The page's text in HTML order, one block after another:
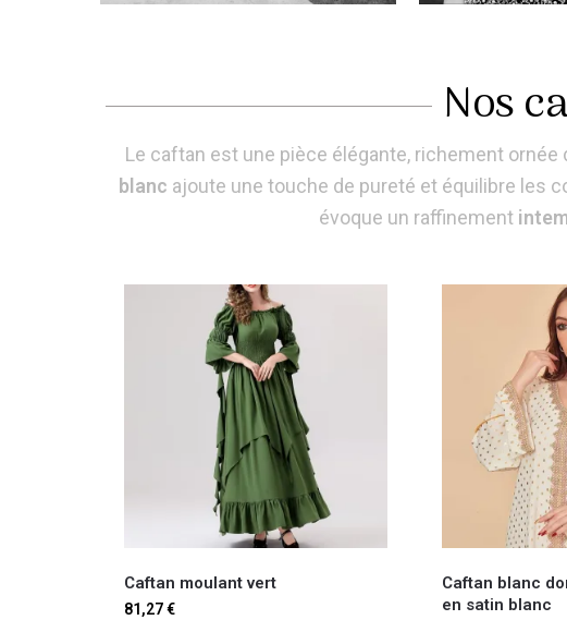
Nos
Le caftan est une pièce élégante, richement
blanc ajoute une touche de pureté et équilibre les
évoque un raffinement
Caftan moulant vert
81,27€
Caftan blanc
en satin blanc